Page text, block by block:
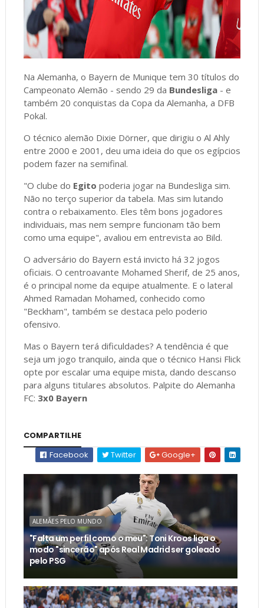
Na Alemanha, o Bayern de Munique tem 30 títulos do
Campeonato Alemão - sendo 29 da Bundesliga- e
também 20 conquistas da Copa da Alemanha, a DFB
Pokal.
O técnico alemão Dixie Dörner, que dirigiu o Al Ahly
entre 2000 e 2001, deu uma ideia do que os egípcios
podem fazer na semifinal.
"O clube do Egito poderia jogar na Bundesliga sim.
Não no terço superior da tabela. Mas sim lutando
contra o rebaixamento. Eles têm bons jogadores
individuais, mas nem sempre funcionam tão bem
como uma equipe", avaliou em entrevista ao Bild.
O adversário do Bayern está invicto há 32 jogos
oficiais. O centroavante Mohamed Sherif, de 25 anos,
é o principal nome da equipe atualmente. E o lateral
Ahmed Ramadan Mohamed, conhecido como
"Beckham", também se destaca pelo poderio
ofensivo.
Mas o Bayern terá dificuldades? A tendência é que
seja um jogo tranquilo, ainda que o técnico Hansi Flick
opte por escalar uma equipe mista, dando descanso
para alguns titulares absolutos. Palpite do Alemanha
FC: 3x0 Bayern
COMPARTILHE
Facebook
Twitter Google+
ALEMÃES PELO MUNDO
"Falta um perfil como o meu": Toni Kroos liga o
modo "sincerão" após Real Madrid ser goleado
pelo PSG